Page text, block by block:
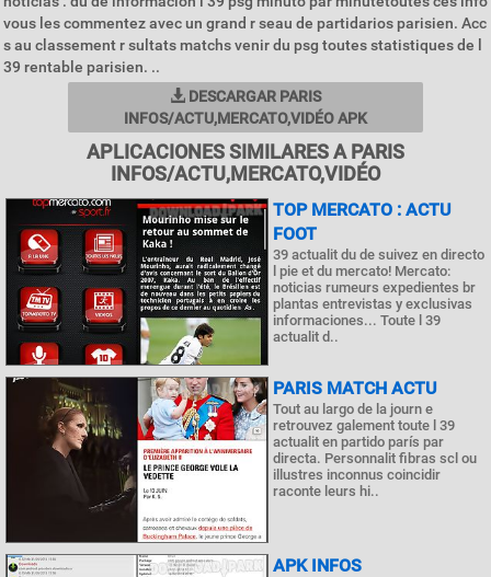
vous les commentez avec un grand r seau de partidarios parisien. Acc
s au classement r sultats matchs venir du psg toutes statistiques de l
39 rentable parisien. ..
DESCARGAR PARIS
INFOS/ACTU,MERCATO,VIDÉO APK
APLICACIONES SIMILARES A PARIS
INFOS/ACTU,MERCATO,VIDÉO
TOP MERCATO : ACTU
FOOT
39 actualit du de suivez en directo
l pie et du mercato! Mercato:
noticias rumeurs expedientes br
plantas entrevistas y exclusivas
informaciones... Toute l 39
actualit d..
PARIS MATCH ACTU
Tout au largo de la journ e
retrouvez galement toute l 39
actualit en partido parís par
directa. Personnalit fibras scl ou
illustres inconnus coincidir
raconte leurs hi..
APK INFOS